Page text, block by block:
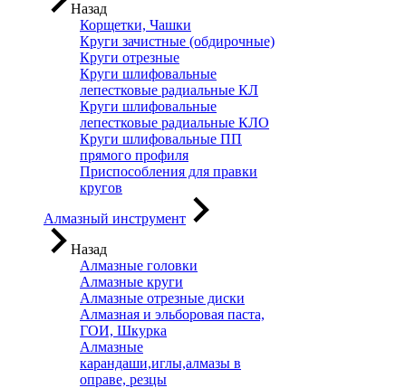
Назад
Корщетки, Чашки
Круги зачистные (обдирочные)
Круги отрезные
Круги шлифовальные
лепестковые радиальные КЛ
Круги шлифовальные
лепестковые радиальные КЛО
Круги шлифовальные ПП
прямого профиля
Приспособления для правки
кругов
Алмазный инструмент
Назад
Алмазные головки
Алмазные круги
Алмазные отрезные диски
Алмазная и эльборовая паста,
ГОИ, Шкурка
Алмазные
карандаши,иглы,алмазы в
оправе, резцы